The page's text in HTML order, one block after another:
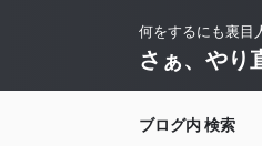
何をするにも裏目
さぁ、やり
ブログ内 検索